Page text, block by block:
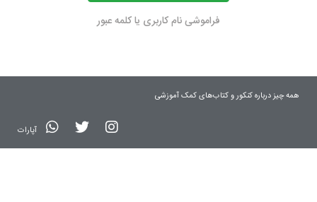
فراموشی نام کاربری یا کلمه عبور
همه چیز درباره کنکور و کتاب‌های کمک آموزشی
آپارات